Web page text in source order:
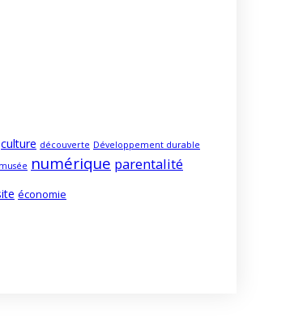
culture découverte Développement durable
musée numérique parentalité
économie